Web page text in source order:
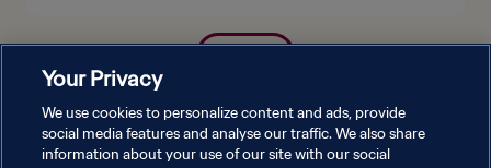
Your Privacy
We use cookies to personalize content and ads, provide
social media features and analyse our traffic. We also share
information about your use of our site with our social